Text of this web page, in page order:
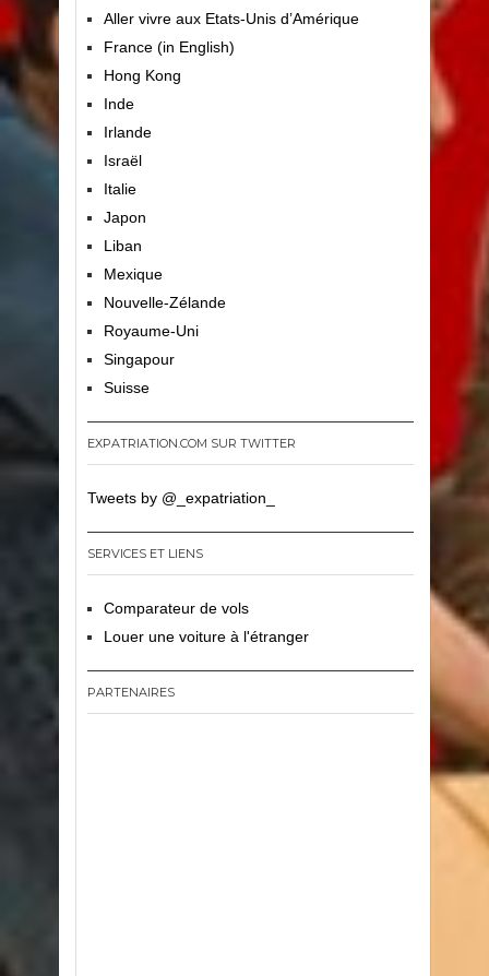
Aller vivre aux Etats-Unis d’Amérique
France (in English)
Hong Kong
Inde
Irlande
Israël
Italie
Japon
Liban
Mexique
Nouvelle-Zélande
Royaume-Uni
Singapour
Suisse
EXPATRIATION.COM SUR TWITTER
Tweets by @_expatriation_
SERVICES ET LIENS
Comparateur de vols
Louer une voiture à l'étranger
PARTENAIRES